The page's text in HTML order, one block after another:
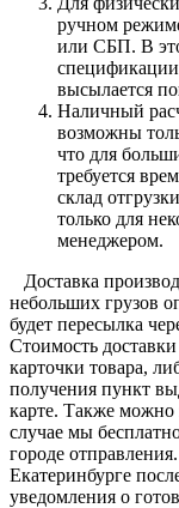
ручном
или СБП. В
высылается
Наличный
возможны
что для
требуется
склад
только для
менеджером.
Доставка
небольших грузов
будет пересылка
Стоимость
карточки товара,
получения пункт
карте. Также можно
случае мы
городе
Екатеринбурге
уведомления о